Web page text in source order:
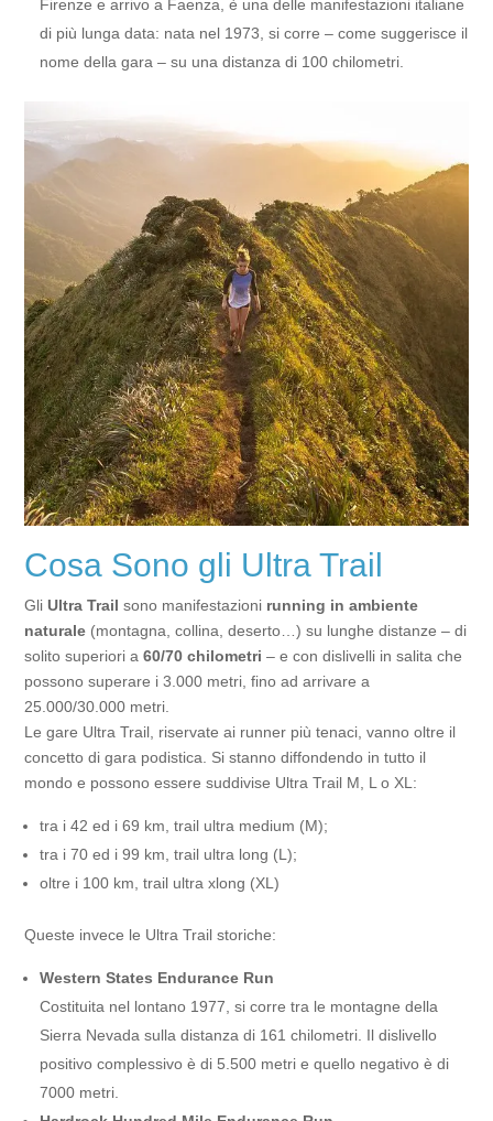
Firenze e arrivo a Faenza, è una delle manifestazioni italiane
di più lunga data: nata nel 1973, si corre – come suggerisce il
nome della gara – su una distanza di 100 chilometri.
Cosa Sono gli Ultra Trail
GliUltra Trail sono manifestazioni running in ambiente
naturale (montagna, collina, deserto…) su lunghe distanze – di
solito superiori a60/70 chilometri – e con dislivelli in salita che
possono superare i 3.000 metri, fino ad arrivare a
25.000/30.000 metri.
Le gare Ultra Trail, riservate ai runner più tenaci, vanno oltre il
concetto di gara podistica. Si stanno diffondendo in tutto il
mondo e possono essere suddivise Ultra Trail M, L o XL:
tra i 42 ed i 69 km, trail ultra medium (M);
tra i 70 ed i 99 km, trail ultra long (L);
oltre i 100 km, trail ultra xlong (XL)
Queste invece le Ultra Trail storiche:
Western States Endurance Run
Costituita nel lontano 1977, si corre tra le montagne della
Sierra Nevada sulla distanza di 161 chilometri. Il dislivello
positivo complessivo è di 5.500 metri e quello negativo è di
7000 metri.